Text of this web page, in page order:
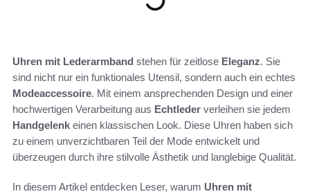
Uhren mit Lederarmband stehen für zeitlose Eleganz. Sie
sind nicht nur ein funktionales Utensil, sondern auch ein echtes
Modeaccessoire. Mit einem ansprechenden Design und einer
hochwertigen Verarbeitung aus Echtleder verleihen sie jedem
Handgelenk einen klassischen Look. Diese Uhren haben sich
zu einem unverzichtbaren Teil der Mode entwickelt und
überzeugen durch ihre stilvolle Ästhetik und langlebige Qualität.
In diesem Artikel entdecken Leser, warum Uhren mit